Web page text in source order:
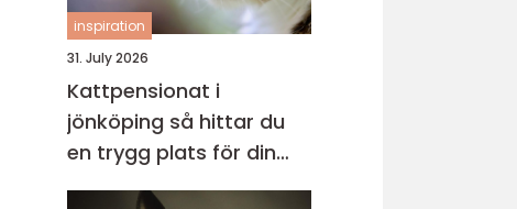
inspiration
31. July 2026
Kattpensionat i
jönköping så hittar du
en trygg plats för din
katt